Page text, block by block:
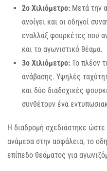
2ο Χιλιόμετρο: Μετά την
ανοίγει και οι οδηγοί
εναλλάξ φουρκέτες που
και το αγωνιστικό θέαμα.
3ο Χιλιόμετρο: Το πλέον
ανάβασης. Υψηλές
και δύο διαδοχικές
συνθέτουν ένα
Η διαδρομή σχεδιάστηκε
ανάμεσα στην ασφάλεια, το
επίπεδο θεάματος για